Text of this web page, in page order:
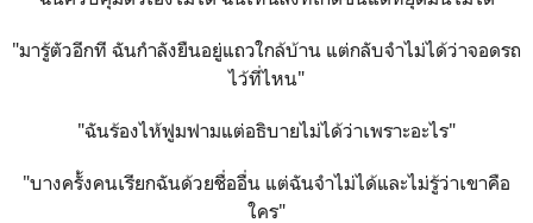
"มารู้ตัวอีกที ฉันกำลังยืนอยู่แถวใกล้บ้าน แต่กลับจำไม่ได้ว่าจอดรถ
ไว้ที่ไหน"
"ฉันร้องไห้ฟูมฟามแต่อธิบายไม่ได้ว่าเพราะอะไร"
"บางครั้งคนเรียกฉันด้วยชื่ออื่น แต่ฉันจำไม่ได้และไม่รู้ว่าเขาคือ
ใคร"